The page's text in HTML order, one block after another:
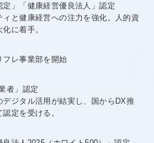
定」「健康経営優良法人」認定
ィと健康経営への注力を強化。人的資
に着手。
フレ事業部を開始
者」認定
デジタル活用が結実し、国からDX推
定を受ける。